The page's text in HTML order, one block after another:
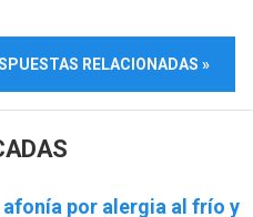
RELACIONADAS »
afonía por alergia al frío y